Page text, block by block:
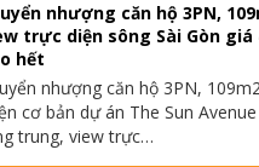
nhượng căn hộ 3PN,
trực diện sông Sài Gòn giá
hết
nhượng căn hộ 3PN,
cơ bản dự án The Sun Avenue
trung, view trực…